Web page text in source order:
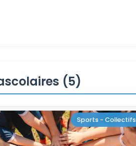
(5)
Sports - Collectifs